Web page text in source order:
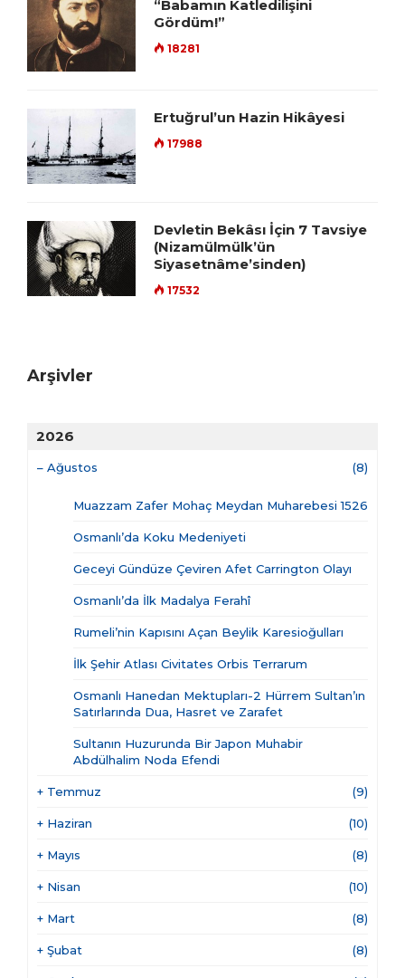
“Babamın Katledilişini
Gördüm!”
18281
Ertuğrul’un Hazin Hikâyesi
17988
Devletin Bekâsı İçin 7 Tavsiye
(Nizamülmülk’ün
Siyasetnâme’sinden)
17532
Arşivler
2026
– Ağustos (8)
Muazzam Zafer Mohaç Meydan Muharebesi 1526
Osmanlı’da Koku Medeniyeti
Geceyi Gündüze Çeviren Afet Carrington Olayı
Osmanlı’da İlk Madalya Ferahî
Rumeli’nin Kapısını Açan Beylik Karesioğulları
İlk Şehir Atlası Civitates Orbis Terrarum
Osmanlı Hanedan Mektupları-2 Hürrem Sultan’ın
Satırlarında Dua, Hasret ve Zarafet
Sultanın Huzurunda Bir Japon Muhabir
Abdülhalim Noda Efendi
+ Temmuz (9)
+ Haziran (10)
+ Mayıs (8)
+ Nisan (10)
+ Mart (8)
+ Şubat (8)